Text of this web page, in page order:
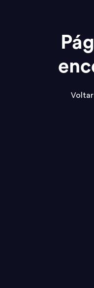
Voltar